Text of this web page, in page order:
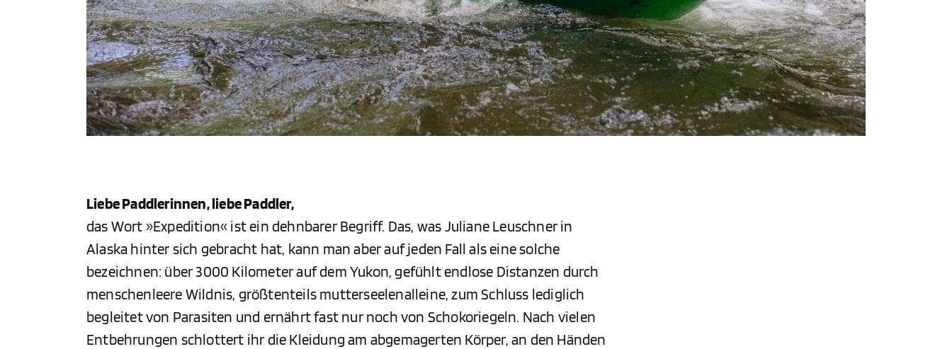
Liebe Paddlerinnen, liebe Paddler,
das Wort »Expedition« ist ein dehnbarer Begriff. Das, was Juliane Leuschner in
Alaska hinter sich gebracht hat, kann man aber auf jeden Fall als eine solche
bezeichnen: über 3000 Kilometer auf dem Yukon, gefühlt endlose Distanzen durch
menschenleere Wildnis, größtenteils mutterseelenalleine, zum Schluss lediglich
begleitet von Parasiten und ernährt fast nur noch von Schokoriegeln. Nach vielen
Entbehrungen schlottert ihr die Kleidung am abgemagerten Körper, an den Händen